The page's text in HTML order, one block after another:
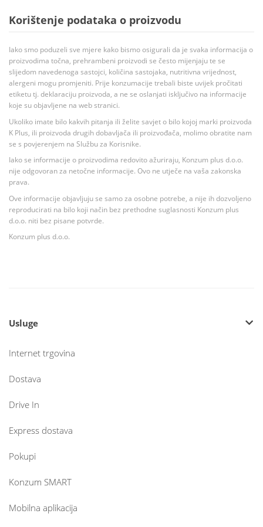
Korištenje podataka o proizvodu
Iako smo poduzeli sve mjere kako bismo osigurali da je svaka informacija o
proizvodima točna, prehrambeni proizvodi se često mijenjaju te se
slijedom navedenoga sastojci, količina sastojaka, nutritivna vrijednost,
alergeni mogu promjeniti. Prije konzumacije trebali biste uvijek pročitati
etiketu tj. deklaraciju proizvoda, a ne se oslanjati isključivo na informacije
koje su objavljene na web stranici.
Ukoliko imate bilo kakvih pitanja ili želite savjet o bilo kojoj marki proizvoda
K Plus, ili proizvoda drugih dobavljača ili proizvođača, molimo obratite nam
se s povjerenjem na Službu za Korisnike.
Iako se informacije o proizvodima redovito ažuriraju, Konzum plus d.o.o.
nije odgovoran za netočne informacije. Ovo ne utječe na vaša zakonska
prava.
Ove informacije objavljuju se samo za osobne potrebe, a nije ih dozvoljeno
reproducirati na bilo koji način bez prethodne suglasnosti Konzum plus
d.o.o. niti bez pisane potvrde.
Konzum plus d.o.o.
Usluge
Internet trgovina
Dostava
Drive In
Express dostava
Pokupi
Konzum SMART
Mobilna aplikacija